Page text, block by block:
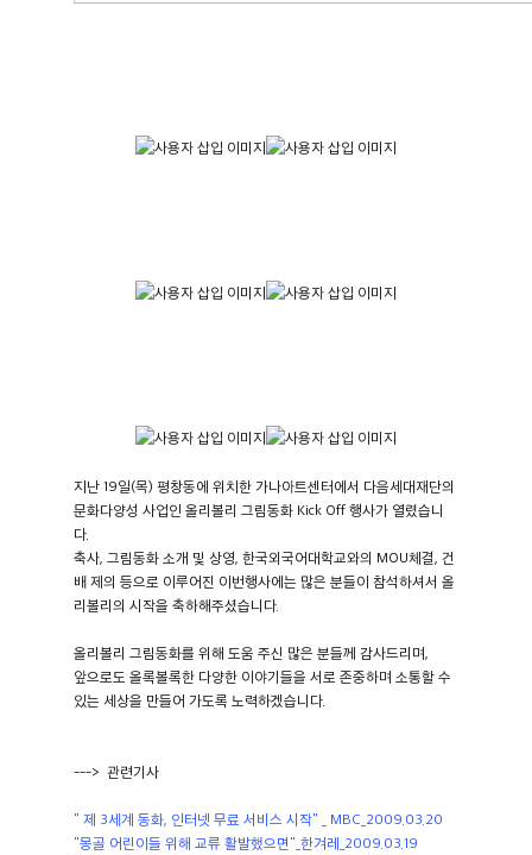
지난 19일(목) 평창동에 위치한 가나아트센터에서 다음세대재단의
문화다양성 사업인 올리볼리 그림동화 Kick Off 행사가 열렸습니
다.
축사, 그림동화 소개 및 상영, 한국외국어대학교와의 MOU체결, 건
배 제의 등으로 이루어진 이번행사에는 많은 분들이 참석하셔서 올
리볼리의 시작을 축하해주셨습니다.
올리볼리 그림동화를 위해 도움 주신 많은 분들께 감사드리며,
앞으로도 올록볼록한 다양한 이야기들을 서로 존중하며 소통할 수
있는 세상을 만들어 가도록 노력하겠습니다.
---> 관련기사
" 제 3세계 동화, 인터넷 무료 서비스 시작" _ MBC_2009.03.20
"몽골 어린이들 위해 교류 활발했으면"_한겨레_2009.03.19